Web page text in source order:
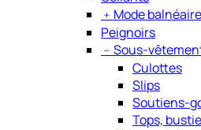
﹢ Mode balnéaire
Peignoirs
﹣ Sous-
Culottes
Slips
Soutiens-
Tops,